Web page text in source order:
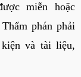
miễn hoặc
phán phải
và tài liệu,